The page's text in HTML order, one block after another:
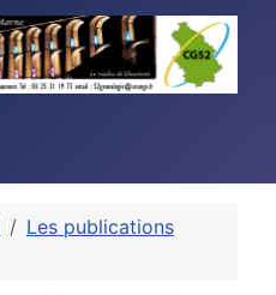
Les publications